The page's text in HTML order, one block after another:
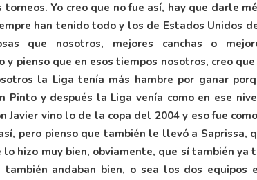
Yo creo que no fue así, hay que darle
han tenido todo y los de Estados Unidos
que nosotros, mejores canchas o
pienso que en esos tiempos nosotros, creo
la Liga tenía más hambre por ganar
Pinto y después la Liga venía como en ese
Javier vino lo de la copa del 2004 y eso fue
pero pienso que también le llevó a Saprissa,
hizo muy bien, obviamente, que sí también ya
andaban bien, o sea los dos equipos